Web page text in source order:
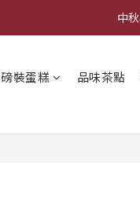
中
中
磅裝蛋糕 品味茶點